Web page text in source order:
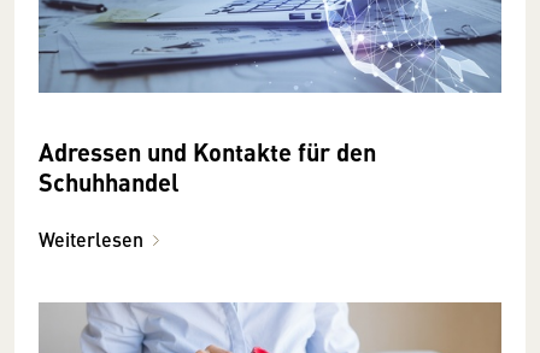
Adressen und Kontakte für den
Schuhhandel
Weiterlesen